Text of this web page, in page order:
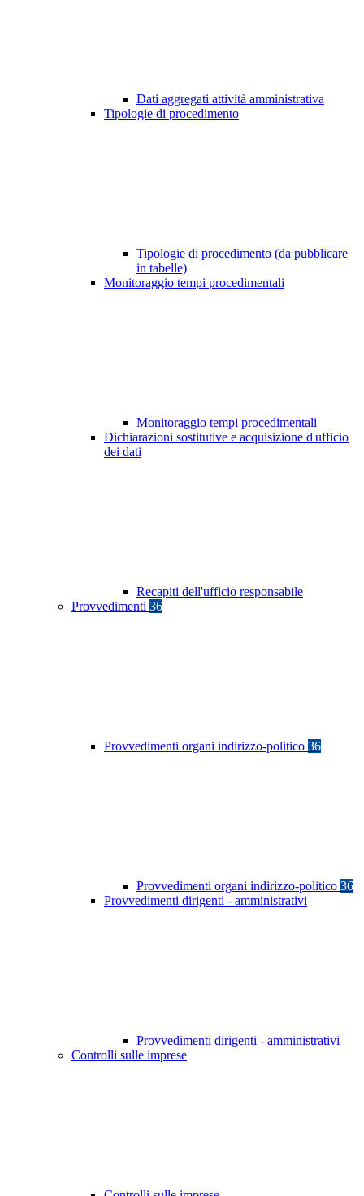
Dati aggregati attività amministrativa
Tipologie di procedimento
Tipologie di procedimento (da pubblicare
in tabelle)
Monitoraggio tempi procedimentali
Monitoraggio tempi procedimentali
Dichiarazioni sostitutive e acquisizione d'ufficio
dei dati
Recapiti dell'ufficio responsabile
Provvedimenti 36
Provvedimenti organi indirizzo-politico 36
Provvedimenti organi indirizzo-politico 36
Provvedimenti dirigenti - amministrativi
Provvedimenti dirigenti - amministrativi
Controlli sulle imprese